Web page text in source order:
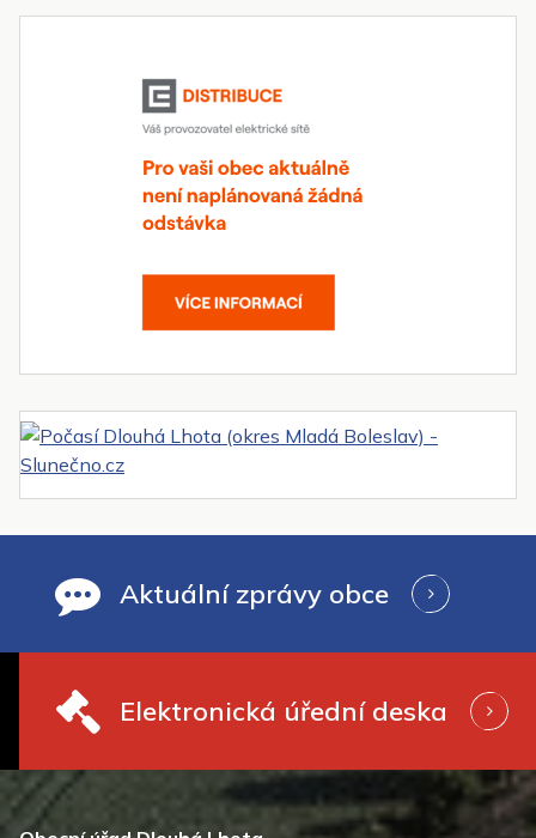
Aktuální zprávy obce
Elektronická úřední deska